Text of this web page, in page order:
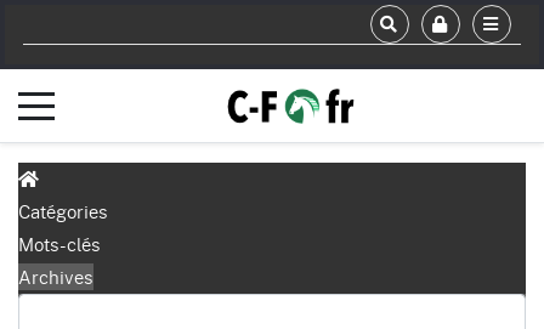
Catégories
Mots-clés
Archives